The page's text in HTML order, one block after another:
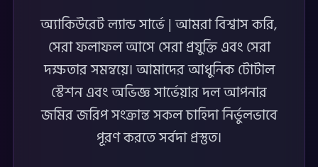
অ্যাকিউরেট ল্যান্ড সার্ভে | আমরা বিশ্বাস করি,
সেরা ফলাফল আসে সেরা প্রযুক্তি এবং সেরা
দক্ষতার সমন্বয়ে। আমাদের আধুনিক টোটাল
স্টেশন এবং অভিজ্ঞ সার্ভেয়ার দল আপনার
জমির জরিপ সংক্রান্ত সকল চাহিদা নির্ভুলভাবে
পূরণ করতে সর্বদা প্রস্তুত।